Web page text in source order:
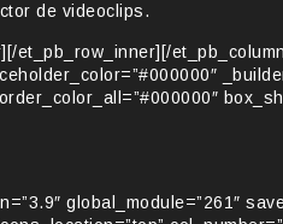
de videoclips.
et_pb_row_inner][/
global_module=”261″